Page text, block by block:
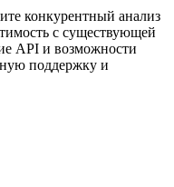
конкурентный анализ
с существующей
API и возможности
поддержку и